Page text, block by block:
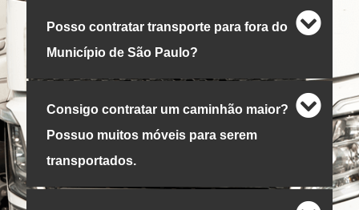
Posso contratar transporte para fora do
Município de São Paulo?
Consigo contratar um caminhão maior?
Possuo muitos móveis para serem
transportados.